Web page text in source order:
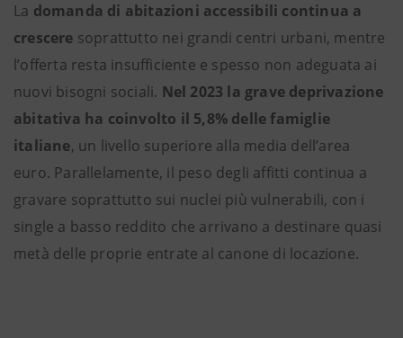
La domanda di abitazioni accessibili continua a
crescere soprattutto nei grandi centri urbani, mentre
l’offerta resta insufficiente e spesso non adeguata ai
nuovi bisogni sociali. Nel 2023 la grave deprivazione
abitativa ha coinvolto il 5,8% delle famiglie
italiane, un livello superiore alla media dell’area
euro. Parallelamente, il peso degli affitti continua a
gravare soprattutto sui nuclei più vulnerabili, con i
single a basso reddito che arrivano a destinare quasi
metà delle proprie entrate al canone di locazione.